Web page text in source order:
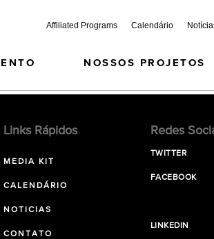
Affiliated Programs Calendário
NOSSOS PROJETOS
Links Rápidos
MEDIA KIT
CALENDÁRIO
NOTICIAS
CONTATO
Redes
TWITTER
FACEBOOK
LINKEDIN